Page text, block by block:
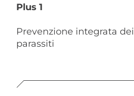
Plus 1
Prevenzione integrata dei
parassiti